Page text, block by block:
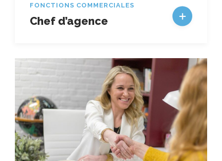
FONCTIONS COMMERCIALES
Chef d’agence